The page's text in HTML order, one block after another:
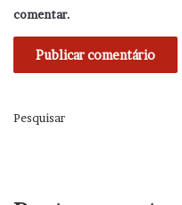
comentar.
Pesquisar